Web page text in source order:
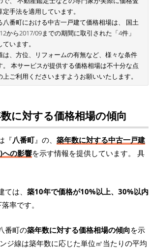
手法を適用しています。
八番町における中古一戸建て価格相場は、 国土
から2017/09までの期間に取引された「4件」
います。
は、方位、リフォームの有無など、様々な条件
。 本サービスが提供する価格相場は不十分な点
ご利用くださいますようお願いいたします。
に対する価格相場の傾向
『八番町』の、 築年数に対する中古一戸建
への影響を示す情報を提供しています。 具
は、 築10年で価格が10%以上、30%以内
率です。
番町の築年数に対する価格相場の傾向を示
ジ線は築年数に応じた単位㎡当たりの平均